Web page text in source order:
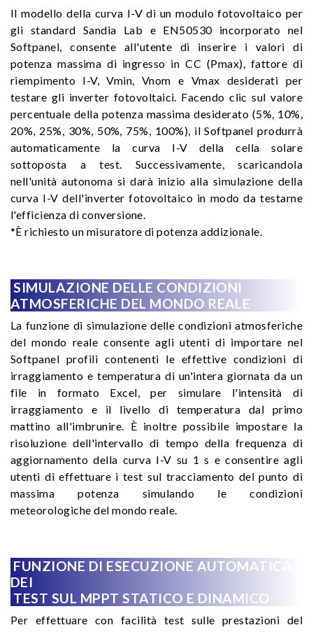
Il modello della curva I-V di un modulo fotovoltaico per
gli standard Sandia Lab e EN50530 incorporato nel
Softpanel, consente all'utente di inserire i valori di
potenza massima di ingresso in CC (Pmax), fattore di
riempimento I-V, Vmin, Vnom e Vmax desiderati per
testare gli inverter fotovoltaici. Facendo clic sul valore
percentuale della potenza massima desiderato (5%, 10%,
20%, 25%, 30%, 50%, 75%, 100%), il Softpanel produrrà
automaticamente la curva I-V della cella solare
sottoposta a test. Successivamente, scaricandola
nell'unità autonoma si darà inizio alla simulazione della
curva I-V dell'inverter fotovoltaico in modo da testarne
l'efficienza di conversione.
*È richiesto un misuratore di potenza addizionale.
SIMULAZIONE DELLE CONDIZIONI
ATMOSFERICHE DEL MONDO REALE
La funzione di simulazione delle condizioni atmosferiche
del mondo reale consente agli utenti di importare nel
Softpanel profili contenenti le effettive condizioni di
irraggiamento e temperatura di un'intera giornata da un
file in formato Excel, per simulare l'intensità di
irraggiamento e il livello di temperatura dal primo
mattino all'imbrunire. È inoltre possibile impostare la
risoluzione dell'intervallo di tempo della frequenza di
aggiornamento della curva I-V su 1 s e consentire agli
utenti di effettuare i test sul tracciamento del punto di
massima potenza simulando le condizioni
meteorologiche del mondo reale.
FUNZIONE DI ESECUZIONE AUTOMATICA
DEI
TEST SUL MPPT STATICO E DINAMICO
Per effettuare con facilità test sulle prestazioni del